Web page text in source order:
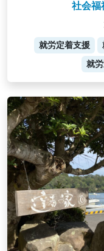
社会福
就労定着支援
就